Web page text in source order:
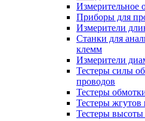
Измерительное
Приборы для
Измерители
Станки для
клемм
Измерители
Тестеры силы
проводов
Тестеры
Тестеры жгутов
Тестеры